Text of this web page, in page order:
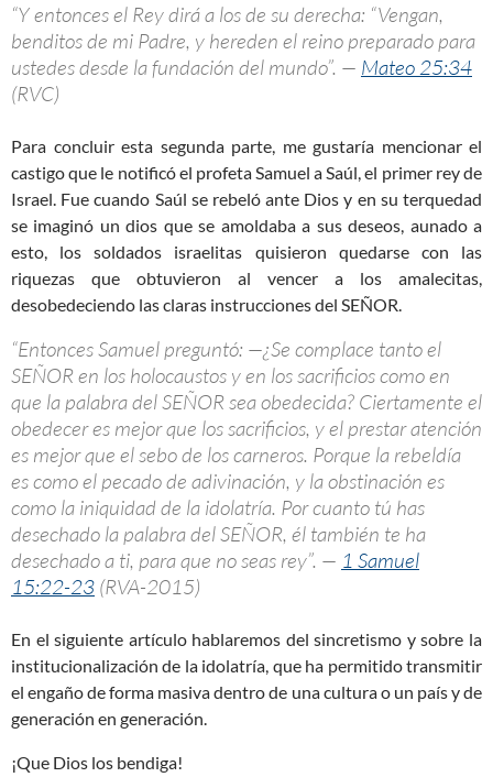
“Y entonces el Rey dirá a los de su derecha: “Vengan,
benditos de mi Padre, y hereden el reino preparado para
ustedes desde la fundación del mundo”. — Mateo 25:34
(RVC)
Para concluir esta segunda parte, me gustaría mencionar el
castigo que le notificó el profeta Samuel a Saúl, el primer rey de
Israel. Fue cuando Saúl se rebeló ante Dios y en su terquedad
se imaginó un dios que se amoldaba a sus deseos, aunado a
esto, los soldados israelitas quisieron quedarse con las
riquezas que obtuvieron al vencer a los amalecitas,
desobedeciendo las claras instrucciones del SEÑOR.
“Entonces Samuel preguntó: —¿Se complace tanto el
SEÑOR en los holocaustos y en los sacrificios como en
que la palabra del SEÑOR sea obedecida? Ciertamente el
obedecer es mejor que los sacrificios, y el prestar atención
es mejor que el sebo de los carneros. Porque la rebeldía
es como el pecado de adivinación, y la obstinación es
como la iniquidad de la idolatría. Por cuanto tú has
desechado la palabra del SEÑOR, él también te ha
desechado a ti, para que no seas rey”. — 1 Samuel
15:22-23 (RVA-2015)
En el siguiente artículo hablaremos del sincretismo y sobre la
institucionalización de la idolatría, que ha permitido transmitir
el engaño de forma masiva dentro de una cultura o un país y de
generación en generación.
¡Que Dios los bendiga!